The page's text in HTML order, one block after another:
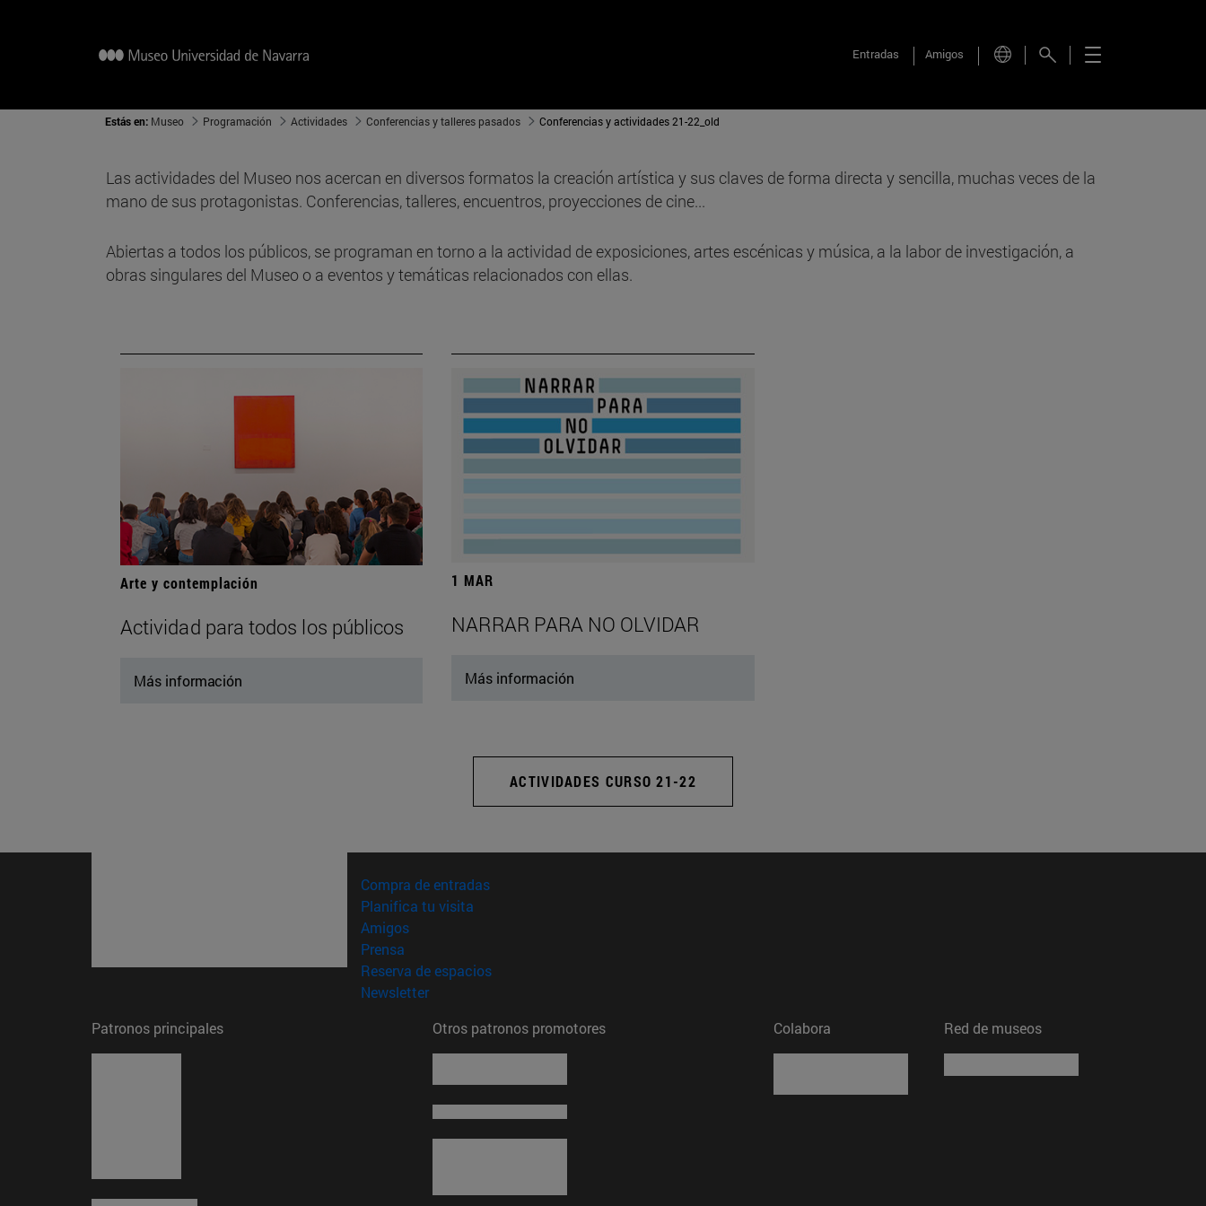
Entradas Amigos
Estás en: Museo Programación Actividades Conferencias y talleres pasados Conferencias y actividades 21-22_old
Las actividades del Museo nos acercan en diversos formatos la creación artística y sus claves de forma directa y sencilla, muchas veces de la
mano de sus protagonistas. Conferencias, talleres, encuentros, proyecciones de cine...
Abiertas a todos los públicos, se programan en torno a la actividad de exposiciones, artes escénicas y música, a la labor de investigación, a
obras singulares del Museo o a eventos y temáticas relacionados con ellas.
Arte y contemplación
Actividad para todos los públicos
Más información
1 MAR
NARRAR PARA NO OLVIDAR
Más información
ACTIVIDADES CURSO 21-22
Compra de entradas(abre en nueva ventana)
Planifica tu visita
Amigos(abre en nueva ventana)
Prensa
Reserva de espacios(abre en nueva ventana)
Newsletter(abre en nueva ventana)
Patronos principales
Otros patronos promotores Colabora Red de museos